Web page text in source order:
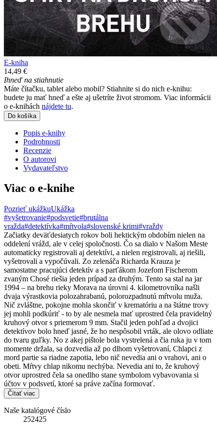
E-kniha
14,49 €
Ihneď na stiahnutie
Máte čítačku, tablet alebo mobil? Stiahnite si do nich e-knihu:
budete ju mať hneď a ešte aj ušetríte život stromom. Viac informácii
o e-knihách nájdete tu.
Do košíka
Popis e-knihy
Podrobnosti
Recenzie
O autorovi
Vydavateľstvo
Viac o e-knihe
Pozrieť ukážkuUkážka
#vyšetrovanie#podsvetie#brutálna
vražda#detektívka#mŕtvola#slovenské krimi#vraždy
Začiatky deväťdesiatych rokov boli hektickým obdobím nielen na
oddelení vrážd, ale v celej spoločnosti. Čo sa dialo v Našom Meste
automaticky registrovali aj detektívi, a nielen registrovali, aj riešili,
vyšetrovali a vypočúvali. Zo zelenáča Richarda Krauza je
samostatne pracujúci detektív a s parťákom Jozefom Fischerom
zvaným Chosé riešia jeden prípad za druhým. Tento sa stal na jar
1994 ‒ na brehu rieky Morava na úrovni 4. kilometrovníka našli
dvaja výrastkovia polozahrabanú, polorozpadnutú mŕtvolu muža.
Nič zvláštne, pokojne mohla skončiť v krematóriu a na štátne trovy
jej mohli podkúriť - to by ale nesmela mať uprostred čela pravidelný
kruhový otvor s priemerom 9 mm. Stačil jeden pohľad a dvojici
detektívov bolo hneď jasné, že ho nespôsobil vrták, ale olovo odliate
do tvaru guľky. No z akej pištole bola vystrelená a čia ruka ju v tom
momente držala, sa dozvedia až po dlhom vyšetrovaní, Chlapci z
mord partie sa riadne zapotia, lebo nič nevedia ani o vrahovi, ani o
obeti. Mŕtvy chlap nikomu nechýba. Nevedia ani to, že kruhový
otvor uprostred čela sa onedlho stane symbolom vybavovania si
účtov v podsvetí, ktoré sa práve začína formovať.
Čítať viac
Naše katalógové číslo
252425